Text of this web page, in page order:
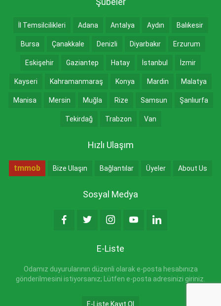
İl Temsilcilikleri Adana Antalya Aydın Balıkesir
Bursa Çanakkale Denizli Diyarbakır Erzurum
Eskişehir Gaziantep Hatay İstanbul İzmir
Kayseri Kahramanmaraş Konya Mardin Malatya
Manisa Mersin Muğla Rize Samsun Şanlıurfa
Tekirdağ Trabzon Van
Hızlı Ulaşım
tmmob Bize Ulaşın Bağlantılar Üyeler About Us
Sosyal Medya
E-Liste
Odamız duyurularının düzenli olarak e-posta hesabınıza
gönderilmesini istiyorsanız; Lütfen e-posta adresinizi giriniz.
E-Liste Kayıt Ol